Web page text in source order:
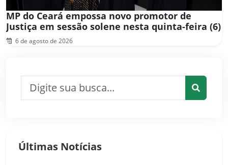
MP do Ceará empossa novo promotor de
Justiça em sessão solene nesta quinta-feira (6)
6 de agosto de 2026
Últimas Notícias